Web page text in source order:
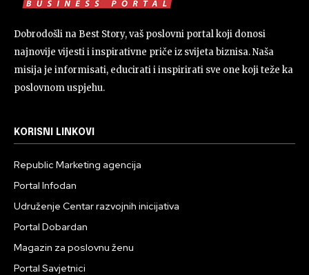
Dobrodošli na Best Story, vaš poslovni portal koji donosi
najnovije vijesti i inspirativne priče iz svijeta biznisa. Naša
misija je informisati, educirati i inspirirati sve one koji teže ka
poslovnom uspjehu.
KORISNI LINKOVI
Republic Marketing agencija
Portal Infodan
Udruženje Centar razvojnih inicijativa
Portal Dobardan
Magazin za poslovnu ženu
Portal Savjetnici